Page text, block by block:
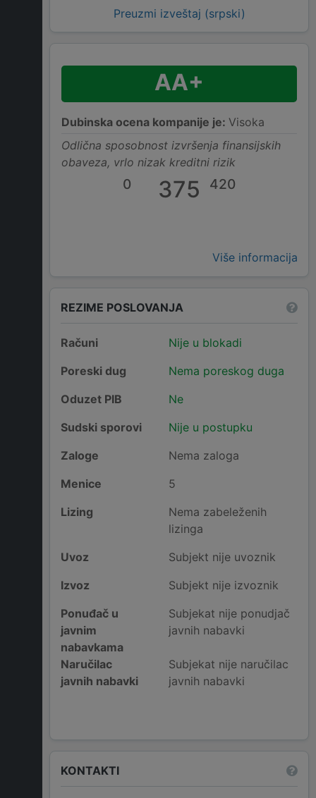
Preuzmi izveštaj (srpski)
AA+
Dubinska ocena kompanije je: Visoka
Odlična sposobnost izvršenja finansijskih
obaveza, vrlo nizak kreditni rizik
0 375 420
Više informacija
REZIME POSLOVANJA
Računi
Nije u blokadi
Poreski dug
Nema poreskog duga
Oduzet PIB
Ne
Sudski sporovi
Nije u postupku
Zaloge
Nema zaloga
Menice
5
Lizing
Nema zabeleženih
lizinga
Uvoz
Subjekt nije uvoznik
Izvoz
Subjekt nije izvoznik
Ponuđač u
javnim
nabavkama
Subjekat nije ponudjač
javnih nabavki
Naručilac
javnih nabavki
Subjekat nije naručilac
javnih nabavki
KONTAKTI